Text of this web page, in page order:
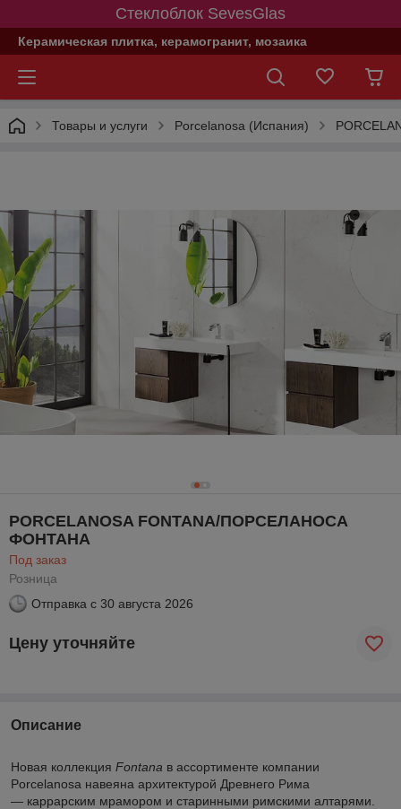
Стеклоблок SevesGlas
Керамическая плитка, керамогранит, мозаика
Товары и услуги Porcelanosa (Испания)
PORCELANOSA FONTANA/ПОРСЕЛАНОСА
ФОНТАНА
Под заказ
Розница
Отправка с 30 августа 2026
Цену уточняйте
Описание
Новая коллекция Fontana в ассортименте компании
Porcelanosa навеяна архитектурой Древнего Рима
— каррарским мрамором и старинными римскими алтарями.